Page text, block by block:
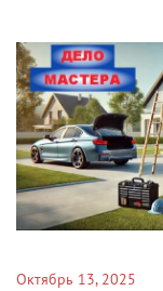
Октябрь 13, 2025